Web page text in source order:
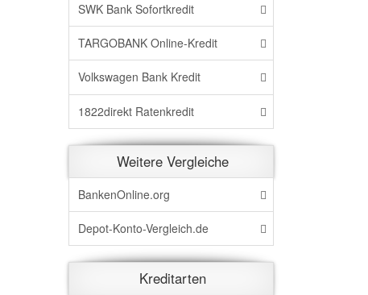
SWK Bank Sofortkredit
TARGOBANK Online-Kredit
Volkswagen Bank Kredit
1822direkt Ratenkredit
Weitere Vergleiche
BankenOnline.org
Depot-Konto-Vergleich.de
Kreditarten